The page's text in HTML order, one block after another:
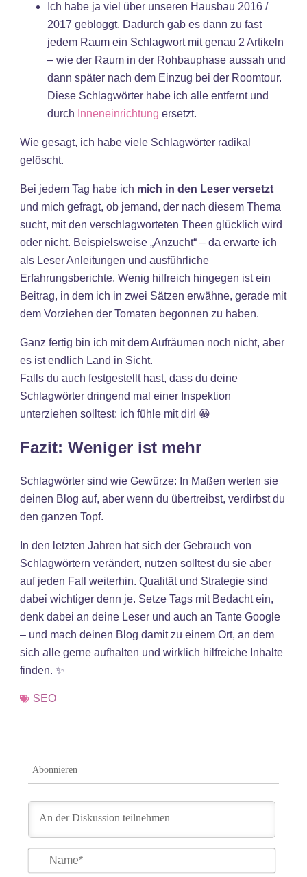
Ich habe ja viel über unseren Hausbau 2016 /
2017 gebloggt. Dadurch gab es dann zu fast
jedem Raum ein Schlagwort mit genau 2 Artikeln
– wie der Raum in der Rohbauphase aussah und
dann später nach dem Einzug bei der Roomtour.
Diese Schlagwörter habe ich alle entfernt und
durch Inneneinrichtung ersetzt.
Wie gesagt, ich habe viele Schlagwörter radikal
gelöscht.
Bei jedem Tag habe ich mich in den Leser versetzt
und mich gefragt, ob jemand, der nach diesem Thema
sucht, mit den verschlagworteten Theen glücklich wird
oder nicht. Beispielsweise „Anzucht“ – da erwarte ich
als Leser Anleitungen und ausführliche
Erfahrungsberichte. Wenig hilfreich hingegen ist ein
Beitrag, in dem ich in zwei Sätzen erwähne, gerade mit
dem Vorziehen der Tomaten begonnen zu haben.
Ganz fertig bin ich mit dem Aufräumen noch nicht, aber
es ist endlich Land in Sicht.
Falls du auch festgestellt hast, dass du deine
Schlagwörter dringend mal einer Inspektion
unterziehen solltest: ich fühle mit dir! 😀
Fazit: Weniger ist mehr
Schlagwörter sind wie Gewürze: In Maßen werten sie
deinen Blog auf, aber wenn du übertreibst, verdirbst du
den ganzen Topf.
In den letzten Jahren hat sich der Gebrauch von
Schlagwörtern verändert, nutzen solltest du sie aber
auf jeden Fall weiterhin. Qualität und Strategie sind
dabei wichtiger denn je. Setze Tags mit Bedacht ein,
denk dabei an deine Leser und auch an Tante Google
– und mach deinen Blog damit zu einem Ort, an dem
sich alle gerne aufhalten und wirklich hilfreiche Inhalte
finden. ✨
SEO
Abonnieren
Name*